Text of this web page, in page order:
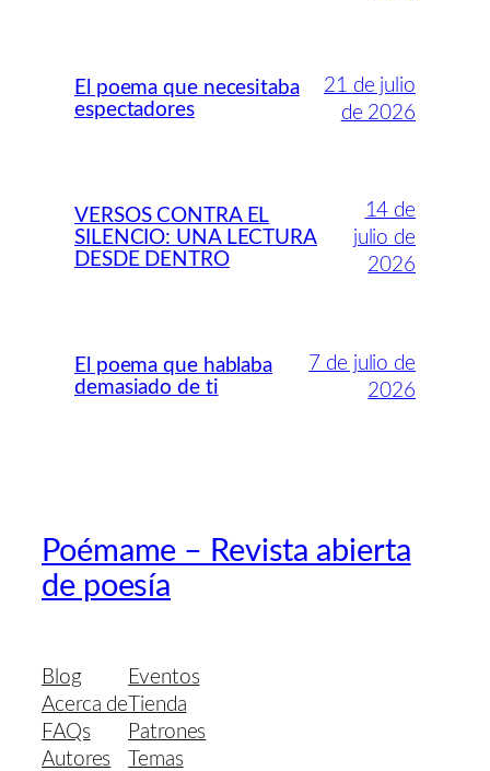
El poema que necesitaba
espectadores
21 de julio
de 2026
VERSOS CONTRA EL
SILENCIO: UNA LECTURA
DESDE DENTRO
14 de
julio de
2026
El poema que hablaba
demasiado de ti
7 de julio de
2026
Poémame – Revista abierta
de poesía
Blog
Acerca de
FAQs
Autores
Eventos
Tienda
Patrones
Temas